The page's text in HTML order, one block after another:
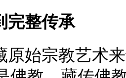
完整传承
始宗教艺术来